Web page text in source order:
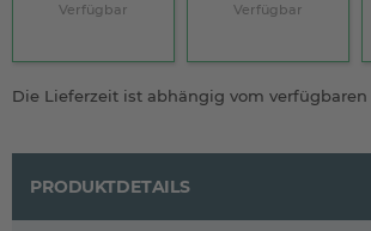
Verfügbar Verfügbar
Die Lieferzeit ist abhängig vom verfügbaren
PRODUKTDETAILS